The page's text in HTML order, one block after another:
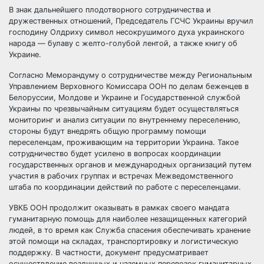
В знак дальнейшего плодотворного сотрудничества и
дружественных отношений, Председатель ГСЧС Украины вручил
господину Олдриху символ несокрушимого духа украинского
народа — булаву с желто-голубой лентой, а также книгу об
Украине.
Согласно Меморандуму о сотрудничестве между Региональным
Управлением Верховного Комиссара ООН по делам беженцев в
Белоруссии, Молдове и Украине и Государственной службой
Украины по чрезвычайным ситуациям будет осуществляться
мониторинг и анализ ситуации по внутреннему переселению,
стороны будут внедрять общую программу помощи
переселенцам, проживающим на территории Украина. Такое
сотрудничество будет усилено в вопросах координации
государственных органов и международных организаций путем
участия в рабочих группах и встречах Межведомственного
штаба по координации действий по работе с переселенцами.
УВКБ ООН продолжит оказывать в рамках своего мандата
гуманитарную помощь для наиболее незащищенных категорий
людей, в то время как Служба спасения обеспечивать хранение
этой помощи на складах, транспортировку и логистическую
поддержку. В частности, документ предусматривает